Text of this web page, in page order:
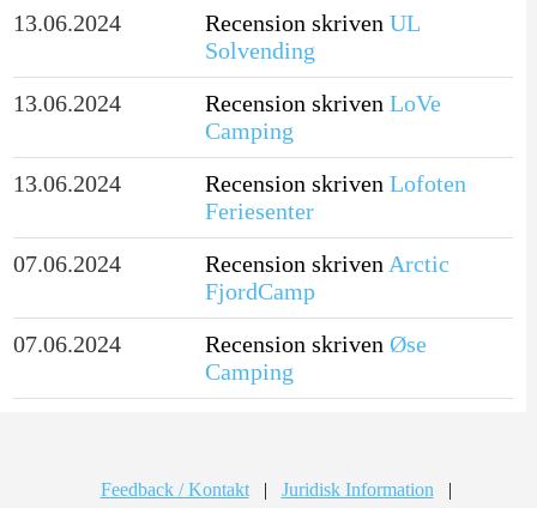
13.06.2024
Recension skriven UL
Solvending
13.06.2024
Recension skriven LoVe
Camping
13.06.2024
Recension skriven Lofoten
Feriesenter
07.06.2024
Recension skriven Arctic
FjordCamp
07.06.2024
Recension skriven Øse
Camping
Feedback / Kontakt | Juridisk Information
|